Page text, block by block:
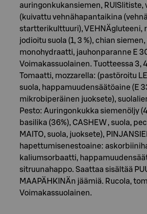
auringonkukansiemen, RUISlitiste,
(kuivattu vehnähapantaikina
startterikulttuuri), VEHNÄgluteeni,
jodioitu suola (1, 3 %), chian
monohydraatti, jauhonparanne E
Voimakassuolainen. Tuotteessa 3,
Tomaatti, mozzarella: (pastöroitu
suola, happamuudensäätöaine (E
mikrobiperäinen juoksete),
Pesto: Auringonkukka siemenöljy
basilika (36%), CASHEW , suola,
MAITO, suola, juoksete),
hapettumisenestoaine:
kaliumsorbaatti,
sitruunahappo. Saattaa sisältää
MAAPÄHKINÄn jäämiä. Rucola,
Voimakassuolainen.